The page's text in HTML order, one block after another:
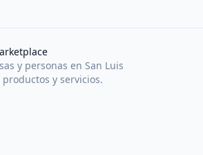
y personas en San Luis
y servicios.